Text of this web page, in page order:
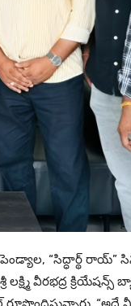
పెండ్యాల, “సిద్ధార్థ్
వీరభద్ర క్రియేషన్స్